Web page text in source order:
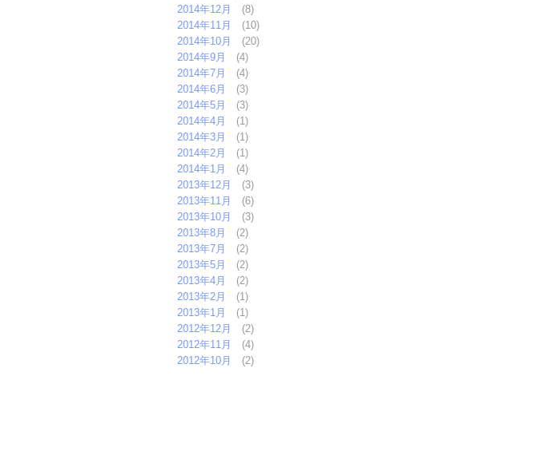
2014年12月
(8)
2014年11月
(10)
2014年10月
(20)
2014年9月
(4)
2014年7月
(4)
2014年6月
(3)
2014年5月
(3)
2014年4月
(1)
2014年3月
(1)
2014年2月
(1)
2014年1月
(4)
2013年12月
(3)
2013年11月
(6)
2013年10月
(3)
2013年8月
(2)
2013年7月
(2)
2013年5月
(2)
2013年4月
(2)
2013年2月
(1)
2013年1月
(1)
2012年12月
(2)
2012年11月
(4)
2012年10月
(2)